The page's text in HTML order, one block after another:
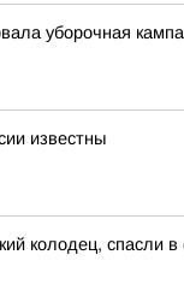
уборочная
известны
колодец, спасли